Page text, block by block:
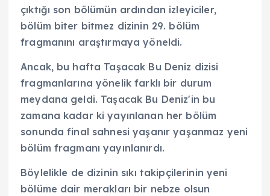
çıktığı son bölümün ardından izleyiciler,
bölüm biter bitmez dizinin 29. bölüm
fragmanını araştırmaya yöneldi.
Ancak, bu hafta Taşacak Bu Deniz dizisi
fragmanlarına yönelik farklı bir durum
meydana geldi. Taşacak Bu Deniz'in bu
zamana kadar ki yayınlanan her bölüm
sonunda final sahnesi yaşanır yaşanmaz yeni
bölüm fragmanı yayınlanırdı.
Böylelikle de dizinin sıkı takipçilerinin yeni
bölüme dair merakları bir nebze olsun